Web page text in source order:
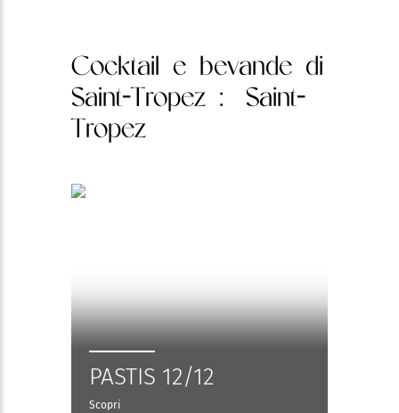
Cocktail e bevande di
Saint-Tropez : Saint-
Tropez
PASTIS 12/12
Scopri